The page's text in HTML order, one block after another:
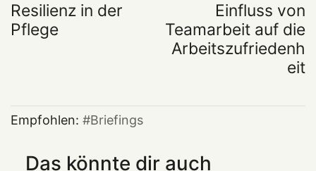
Resilienz in der
Pflege
Einfluss von
Teamarbeit auf die
Arbeitszufriedenh
eit
Empfohlen: Briefings
Das könnte dir auch